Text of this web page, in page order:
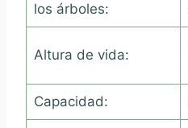
los árboles:
Altura de vida:
Capacidad: